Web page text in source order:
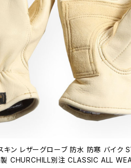
キン レザーグローブ 防水 防寒 バイク
CHURCHILL別注 CLASSIC ALL